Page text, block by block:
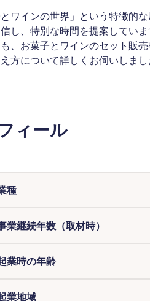
とワインの世界」という特徴的
し、特別な時間を提案してい
、お菓子とワインのセット販
方について詳しくお伺いしまし
ィール
種
業継続年数（取材時）
業時の年齢
業地域